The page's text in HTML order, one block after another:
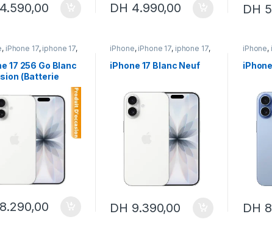
4.590,00 DH 4.990,00 DH
, iPhone 17, iphone 17,
17 256 Go Blanc
(Batterie
8.290,00
iPhone, iPhone 17, iphone 17,
iPhone 17 Blanc Neuf
DH 9.390,00
iPhone,
DH